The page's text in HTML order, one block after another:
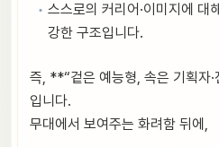
스스로의 커리어·이미지에 대
강한 구조입니다.
즉, **“겉은 예능형, 속은 기획자
입니다.
무대에서 보여주는 화려함 뒤에,